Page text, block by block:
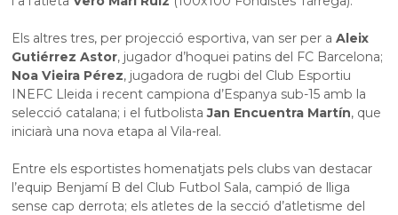
Els altres tres, per projecció esportiva, van ser per aAleix
Gutiérrez Astor, jugador d’hoquei patins del FC Barcelona;
Noa Vieira Pérez, jugadora de rugbi del Club Esportiu
INEFC Lleida i recent campiona d’Espanya sub-15 amb la
selecció catalana; i el futbolistaJan Encuentra Martín, que
iniciarà una nova etapa al Vila-real.
Entre els esportistes homenatjats pels clubs van destacar
l’equip Benjamí B del Club Futbol Sala, campió de lliga
sense cap derrota; els atletes de la secció d’atletisme del